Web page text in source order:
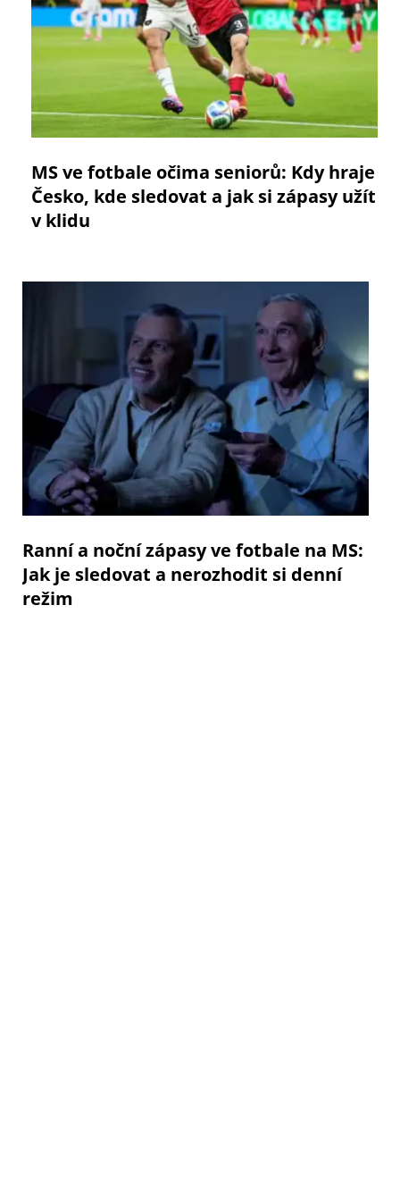
MS ve fotbale očima seniorů: Kdy hraje
Česko, kde sledovat a jak si zápasy užít
v klidu
Ranní a noční zápasy ve fotbale na MS:
Jak je sledovat a nerozhodit si denní
režim